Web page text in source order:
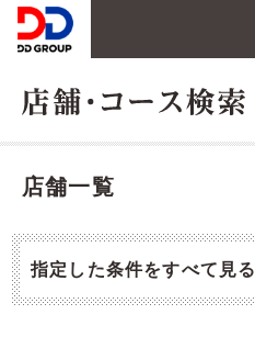
店舗一覧
指定した条件をすべて見る